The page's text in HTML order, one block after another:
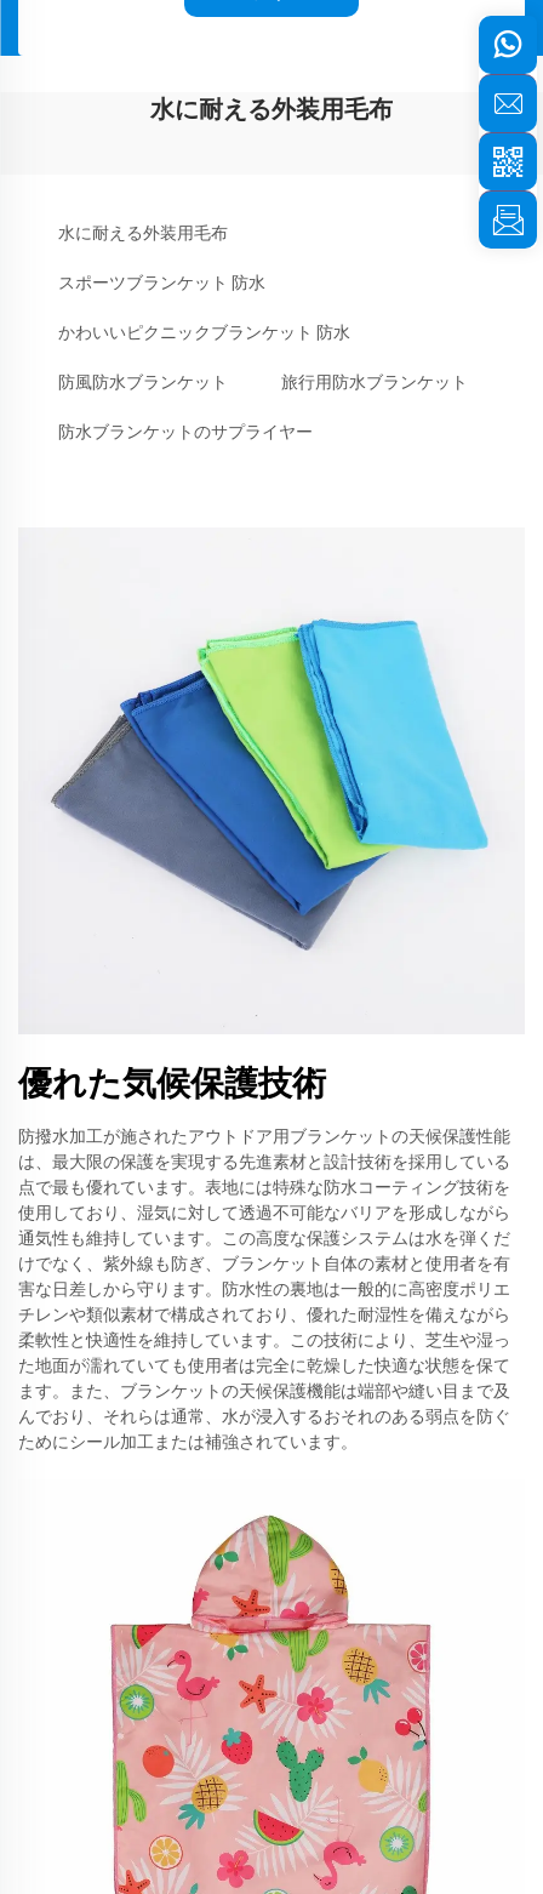
水に耐える外装用毛布
水に耐える外装用毛布
スポーツブランケット 防水
かわいいピクニックブランケット 防水
防風防水ブランケット 旅行用防水ブランケット
防水ブランケットのサプライヤー
優れた気候保護技術
防撥水加工が施されたアウトドア用ブランケットの天候保護性能
は、最大限の保護を実現する先進素材と設計技術を採用している
点で最も優れています。表地には特殊な防水コーティング技術を
使用しており、湿気に対して透過不可能なバリアを形成しながら
通気性も維持しています。この高度な保護システムは水を弾くだ
けでなく、紫外線も防ぎ、ブランケット自体の素材と使用者を有
害な日差しから守ります。防水性の裏地は一般的に高密度ポリエ
チレンや類似素材で構成されており、優れた耐湿性を備えながら
柔軟性と快適性を維持しています。この技術により、芝生や湿っ
た地面が濡れていても使用者は完全に乾燥した快適な状態を保て
ます。また、ブランケットの天候保護機能は端部や縫い目まで及
んでおり、それらは通常、水が浸入するおそれのある弱点を防ぐ
ためにシール加工または補強されています。